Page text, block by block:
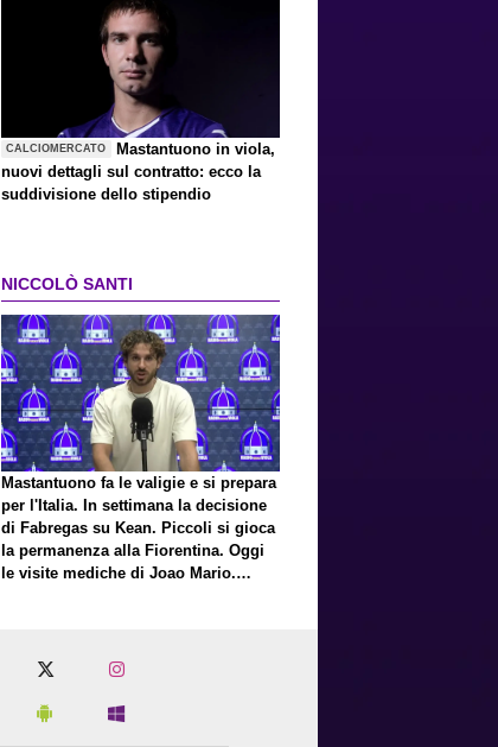
CALCIOMERCATO
Mastantuono in viola,
nuovi dettagli sul contratto: ecco la
suddivisione dello stipendio
NICCOLÒ SANTI
Mastantuono fa le valigie e si prepara
per l'Italia. In settimana la decisione
di Fabregas su Kean. Piccoli si gioca
la permanenza alla Fiorentina. Oggi
le visite mediche di Joao Mario.